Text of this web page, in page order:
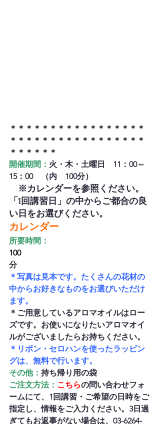
＊＊＊＊＊＊＊＊＊＊＊＊＊＊＊＊＊
＊＊＊＊＊＊＊＊＊＊＊＊＊＊＊＊＊
＊＊＊＊＊＊
開催期間： 火・木・土曜日　11：00～
15：00　（内　100分）
※カレンダーを参照ください。
「1回講習日」の中からご都合の良
い日をお選びください。
カレンダー
所要時間：
100
分
＊写真は見本です。たくさんの花材の
中からお好きなものをお選びいただけ
ます。
＊ご用意しているアロマオイルはロー
ズです。お使いになりたいアロマオイ
ルがございましたらお持ちください。
＊リボン・セロハンを使ったラッピン
グは、無料で行います。
その他： 持ち帰り用の袋
ご注文方法： こちらの問い合わせフォ
ームにて、1回講習・ご希望の日時をご
指定し、情報をご入力ください。3日過
ぎてもお返事がない場合は、03-6264-